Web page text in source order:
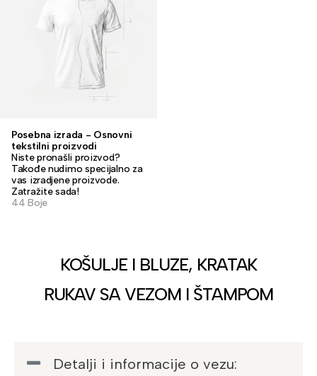
Posebna izrada - Osnovni
tekstilni proizvodi
Niste pronašli proizvod?
Takođe nudimo specijalno za
vas izradjene proizvode.
Zatražite sada!
44 Boje
KOŠULJE I BLUZE, KRATAK
RUKAV SA VEZOM I ŠTAMPOM
Detalji i informacije o vezu: